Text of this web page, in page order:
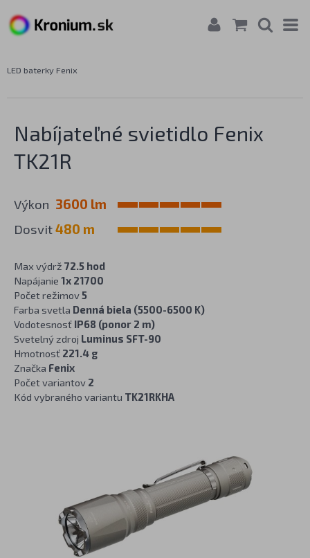
LED baterky Fenix
Nabíjateľné svietidlo Fenix
TK21R
Výkon 3600 lm
Dosvit480 m
Max výdrž 72.5 hod
Napájanie 1x 21700
Počet režimov5
Farba svetla Denná biela (5500-6500 K)
Vodotesnosť IP68 (ponor 2 m)
Svetelný zdroj Luminus SFT-90
Hmotnosť 221.4 g
Značka Fenix
Počet variantov 2
Kód vybraného variantu TK21RKHA